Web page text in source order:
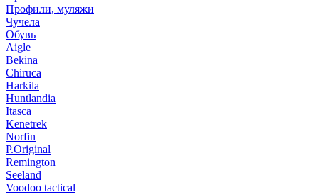
Профили, муляжи
Чучела
Обувь
Aigle
Bekina
Chiruсa
Harkila
Huntlandia
Itasca
Kenetrek
Norfin
P.Original
Remington
Seeland
Voodoo tactical